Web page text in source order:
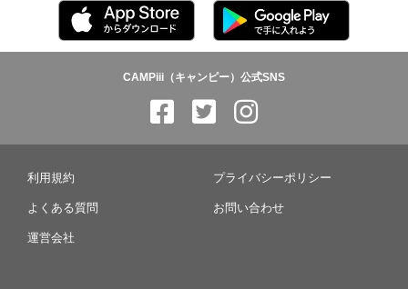
CAMPiii（キャンピー）公式SNS
利用規約 プライバシーポリシー
よくある質問 お問い合わせ
運営会社